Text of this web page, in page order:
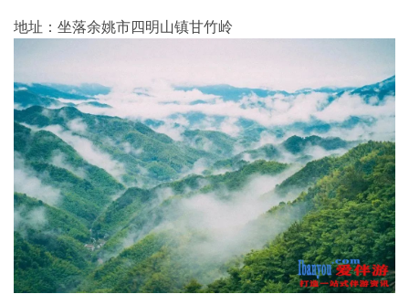
地址：坐落余姚市四明山镇甘竹岭